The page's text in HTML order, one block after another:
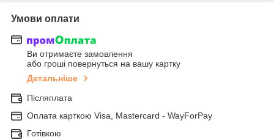
Умови оплати
Ви отримаєте замовлення
або гроші повернуться на вашу картку
Детальніше
Післяплата
Оплата карткою Visa, Mastercard - WayForPay
Готівкою